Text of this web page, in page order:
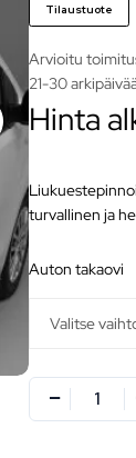
Tilaustuote
Arvioitu
21-30
Hinta
turvallinen ja
auton takaovi